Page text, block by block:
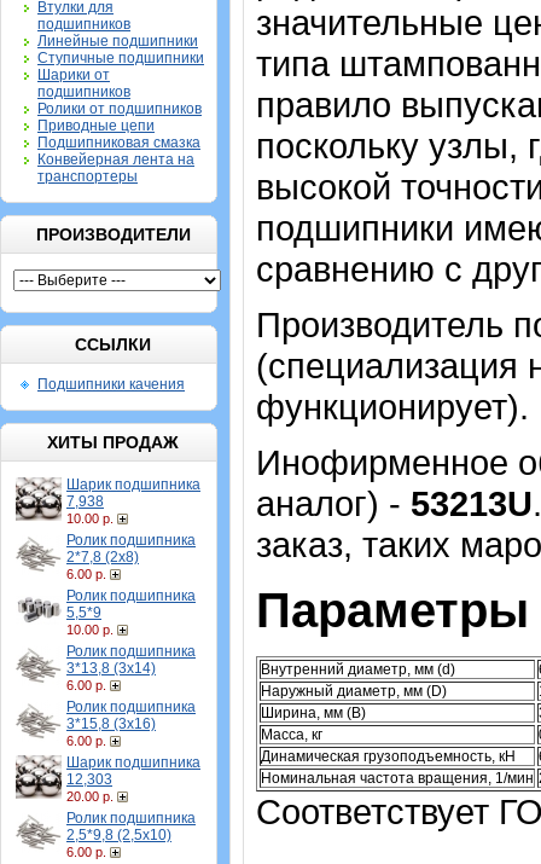
Втулки для
подшипников
Линейные подшипники
Ступичные подшипники
Шарики от
подшипников
Ролики от подшипников
Приводные цепи
Подшипниковая смазка
Конвейерная лента на
транспортеры
ПРОИЗВОДИТЕЛИ
ССЫЛКИ
Подшипники качения
ХИТЫ ПРОДАЖ
Шарик подшипника
7,938
10.00 р.
Ролик подшипника
2*7,8 (2х8)
6.00 р.
Ролик подшипника
5,5*9
10.00 р.
Ролик подшипника
3*13,8 (3х14)
6.00 р.
Ролик подшипника
3*15,8 (3х16)
6.00 р.
Шарик подшипника
12,303
20.00 р.
Ролик подшипника
2,5*9,8 (2,5х10)
6.00 р.
значительные
типа
правило
поскольку узлы,
высокой
подшипники
сравнению с
Производитель
(специализация
функционирует).
Инофирменное
аналог) - 53213U
заказ, таких
Параметры
Внутренний диаметр, мм (d)
Наружный диаметр, мм (D)
Ширина, мм (B)
Масса, кг
Динамическая грузоподъемность, кН
Номинальная частота вращения, 1/мин
Соответствует